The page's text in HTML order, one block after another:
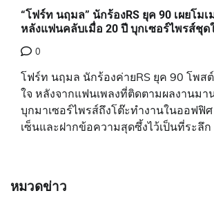
“โฟร์ท นฤมล” นักร้องRS ยุค 90 เผยโม
หลังแฟนคลับเมื่อ 20 ปี บุกเซอร์ไพรส์ชุ
0
โฟร์ท นฤมล นักร้องค่ายRS ยุค 90 โพส
ใจ หลังจากแฟนเพลงที่ติดตามผลงานมา
บุกมาเซอร์ไพรส์ถึงโต๊ะทำงานในออฟฟิ
เซ็นและฝากข้อความสุดซึ้งไว้เป็นที่ระลึก
หมวดข่าว